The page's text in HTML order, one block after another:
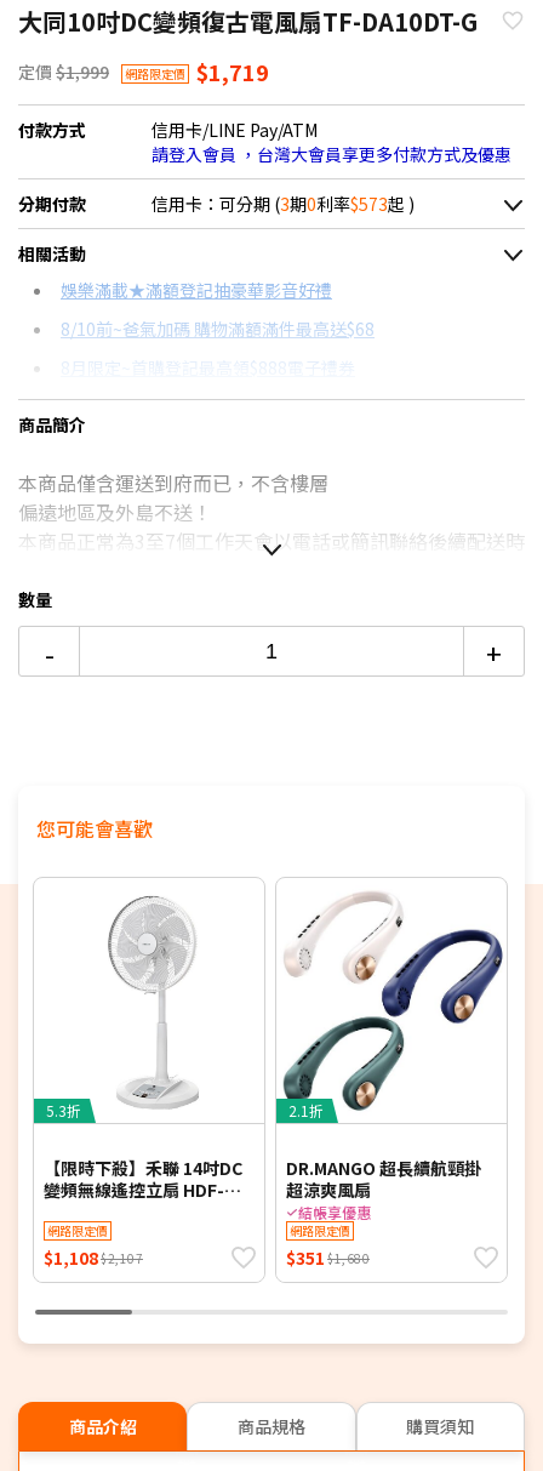
大同10吋DC變頻復古電風扇TF-DA10DT-G
定價 $1,999 網路限定價 $1,719
付款方式
信用卡/LINE Pay/ATM
請登入會員 ，台灣大會員享更多付款方式及優惠
分期付款 信用卡：可分期 (3期0利率$573起 )
＊實際可分期數、適用利率，請以購物車顯示為主
信用卡分期
分期數
12期
24期
每期金額
$153
$78
配合銀行/業者
18家銀行/業者
相關活動
娛樂滿載★滿額登記抽豪華影音好禮
8/10前~爸氣加碼 購物滿額滿件最高送$68
8月限定~首購登記最高領$888電子禮券
台灣大哥大Open Possible聯名卡滿額最高回饋25%
DC與AC風扇有什麼不同？→點我看達人教你買
商品簡介
本商品僅含運送到府而已，不含樓層
偏遠地區及外島不送！
本商品正常為3至7個工作天會以電話或簡訊聯絡後續配送時
配送時間以物流聯絡約定的時間為準
★商品如外箱有破損，請勿簽收。請立即反映平台，以免責
任釐清無法確實。
★為保障雙方，請自行開箱錄影，避免商品毀損、破片爭議
通知。
數量
- +
您可能會喜歡
5.3折
【限時下殺】禾聯 14吋DC
變頻無線遙控立扇 HDF-
14AH770/HDF-14AH780)
網路限定價
$1,108$2,107
2.1折
DR.MANGO 超長續航頸掛
超涼爽風扇
結帳享優惠
網路限定價
$351 $1,680
商品介紹 商品規格 購買須知